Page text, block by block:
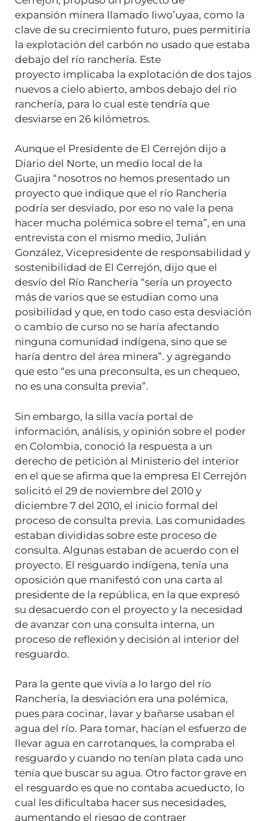
expansión minera llamado Iiwo’uyaa, como la
clave de su crecimiento futuro, pues permitiría
la explotación del carbón no usado que estaba
debajo del río ranchería. Este
proyecto implicaba la explotación de dos tajos
nuevos a cielo abierto, ambos debajo del río
ranchería, para lo cual este tendría que
desviarse en 26 kilómetros.
Aunque el Presidente de El Cerrejón dijo a
Diario del Norte, un medio local de la
Guajira “nosotros no hemos presentado un
proyecto que indique que el río Ranchería
podría ser desviado, por eso no vale la pena
hacer mucha polémica sobre el tema”, en una
entrevista con el mismo medio, Julián
González, Vicepresidente de responsabilidad y
sostenibilidad de El Cerrejón, dijo que el
desvío del Río Ranchería “sería un proyecto
más de varios que se estudian como una
posibilidad y que, en todo caso esta desviación
o cambio de curso no se haría afectando
ninguna comunidad indígena, sino que se
haría dentro del área minera”. y agregando
que esto “es una preconsulta, es un chequeo,
no es una consulta previa”.
Sin embargo, la silla vacía portal de
información, análisis, y opinión sobre el poder
en Colombia, conoció la respuesta a un
derecho de petición al Ministerio del interior
en el que se afirma que la empresa El Cerrejón
solicitó el 29 de noviembre del 2010 y
diciembre 7 del 2010, el inicio formal del
proceso de consulta previa. Las comunidades
estaban divididas sobre este proceso de
consulta. Algunas estaban de acuerdo con el
proyecto. El resguardo indígena, tenía una
oposición que manifestó con una carta al
presidente de la república, en la que expresó
su desacuerdo con el proyecto y la necesidad
de avanzar con una consulta interna, un
proceso de reflexión y decisión al interior del
resguardo.
Para la gente que vivía a lo largo del río
Ranchería, la desviación era una polémica,
pues para cocinar, lavar y bañarse usaban el
agua del río. Para tomar, hacían el esfuerzo de
llevar agua en carrotanques, la compraba el
resguardo y cuando no tenían plata cada uno
tenía que buscar su agua. Otro factor grave en
el resguardo es que no contaba acueducto, lo
cual les dificultaba hacer sus necesidades,
aumentando el riesgo de contraer